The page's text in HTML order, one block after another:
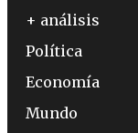
+ análisis
Política
Economía
Mundo